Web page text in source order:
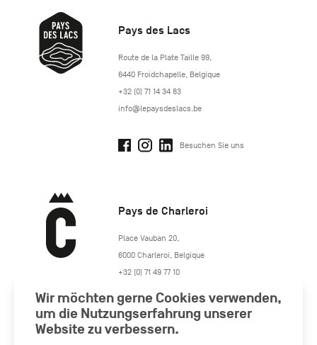
Pays des Lacs
http://www.lepaysdeslacs.be/
Route de la Plate Taille 99,
6440 Froidchapelle, Belgique
+32 (0) 71 14 34 83
info@lepaysdeslacs.be
Besuchen Sie uns
Pays de Charleroi
https://www.paysdecharleroi.be/
Place Vauban 20,
6000 Charleroi Belgique
+32 (0) 71 49 77 10
Besuchen Sie uns
Wir möchten gerne Cookies verwenden,
um die Nutzungserfahrung unserer
Website zu verbessern.